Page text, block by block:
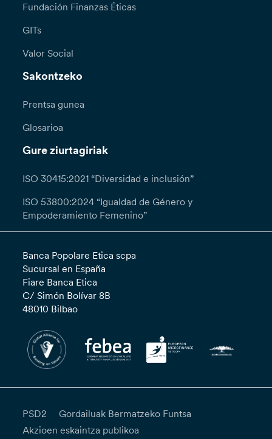
Fundación Finanzas Éticas
GITs
Valor Social
Sakontzeko
Prentsa gunea
Glosarioa
Gure ziurtagiriak
ISO 30415:2021 “Diversidad e inclusión”
ISO 53800:2024 “Igualdad de Género y
Empoderamiento Femenino”
Banca Popolare Etica scpa
Sucursal en España
Fiare Banca Etica
C/ Simón Bolívar 8B
48010 Bilbao
PSD2
Gordailuak Bermatzeko Funtsa
Akzioen eskaintza publikoa